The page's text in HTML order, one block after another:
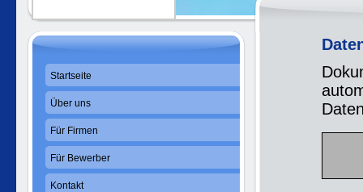
Startseite
Über uns
Für Firmen
Für Bewerber
Kontakt